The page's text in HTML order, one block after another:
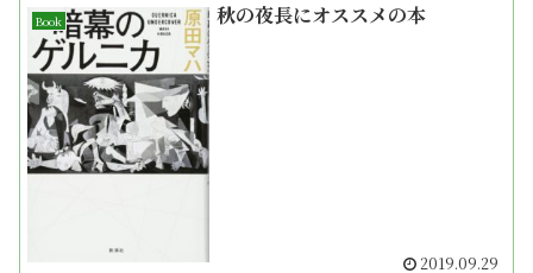
Book 秋の夜長にオススメの本
2019.09.29